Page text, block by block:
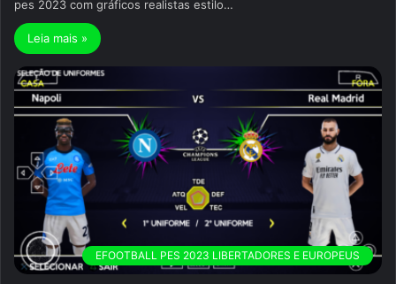
pes 2023 com gráficos realistas estilo…
Leia mais »
EFOOTBALL PES 2023 LIBERTADORES E EUROPEUS